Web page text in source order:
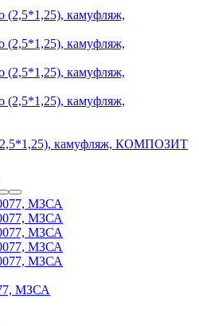
(2,5*1,25), камуфляж, КОМПОЗИТ
МЗСА